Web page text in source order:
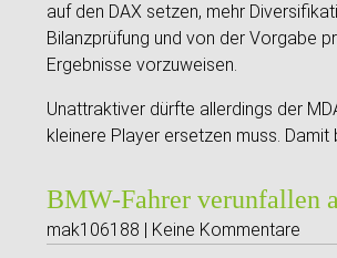
auf den DAX setzen, mehr
Bilanzprüfung und von der Vorgabe
Ergebnisse vorzuweisen.
Unattraktiver dürfte allerdings der
kleinere Player ersetzen muss.
BMW-Fahrer verunfallen
mak106188 | Keine Kommentare